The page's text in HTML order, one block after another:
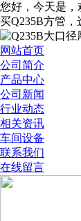
您好，今天是
买Q235B方管，
网站首页
公司简介
产品中心
公司新闻
行业动态
相关资讯
车间设备
联系我们
在线留言